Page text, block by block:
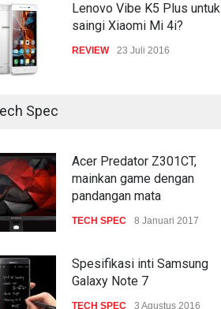
Lenovo Vibe K5 Plus untuk
saingi Xiaomi Mi 4i?
REVIEW 23 Juli 2016
Spec
Acer Predator Z301CT,
mainkan game dengan
pandangan mata
TECH SPEC 8 Januari 2017
Spesifikasi inti Samsung
Galaxy Note 7
TECH SPEC 3 Agustus 2016